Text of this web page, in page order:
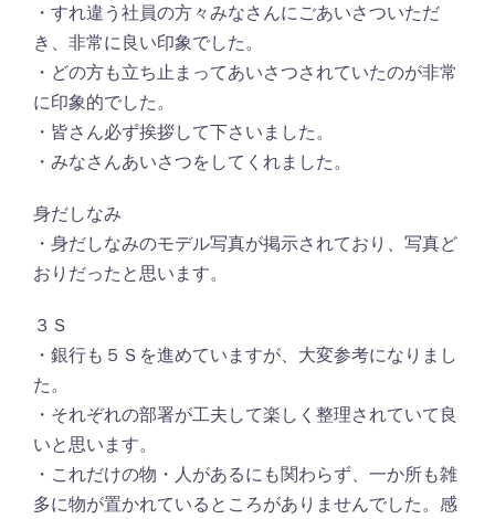
・すれ違う社員の方々みなさんにごあいさついただ
き、非常に良い印象でした。
・どの方も立ち止まってあいさつされていたのが非常
に印象的でした。
・皆さん必ず挨拶して下さいました。
・みなさんあいさつをしてくれました。
身だしなみ
・身だしなみのモデル写真が掲示されており、写真ど
おりだったと思います。
３Ｓ
・銀行も５Ｓを進めていますが、大変参考になりまし
た。
・それぞれの部署が工夫して楽しく整理されていて良
いと思います。
・これだけの物・人があるにも関わらず、一か所も雑
多に物が置かれているところがありませんでした。感